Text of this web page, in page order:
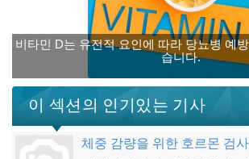
비타민 D는 유전적 요인에 따라 당뇨병 예
습니다.
이 섹션의 인기있는 기사
체중 감량을 위한 호르몬 검